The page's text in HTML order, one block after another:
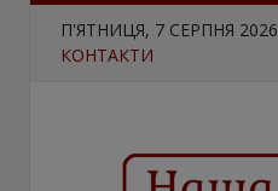
П'ЯТНИЦЯ, 7 СЕРПНЯ 2026
КОНТАКТИ